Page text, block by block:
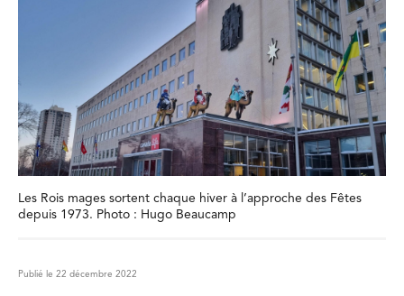
Les Rois mages sortent chaque hiver à l’approche des Fêtes
depuis 1973. Photo : Hugo Beaucamp
Publié le 22 décembre 2022